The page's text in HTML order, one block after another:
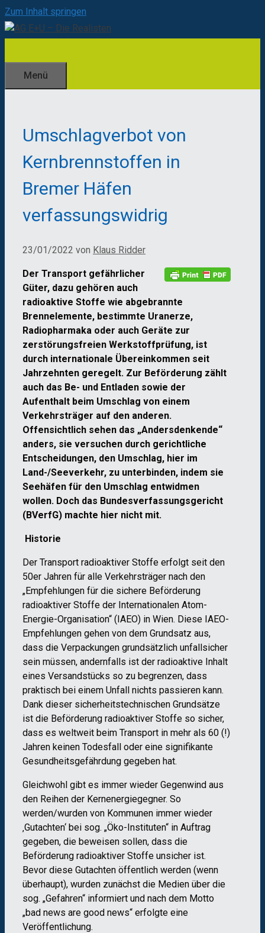
Zum Inhalt springen
Menü
Umschlagverbot von
Kernbrennstoffen in
Bremer Häfen
verfassungswidrig
23/01/2022 von Klaus Ridder
Der Transport gefährlicher
Güter, dazu gehören auch
radioaktive Stoffe wie abgebrannte
Brennelemente, bestimmte Uranerze,
Radiopharmaka oder auch Geräte zur
zerstörungsfreien Werkstoffprüfung, ist
durch internationale Übereinkommen seit
Jahrzehnten geregelt. Zur Beförderung zählt
auch das Be- und Entladen sowie der
Aufenthalt beim Umschlag von einem
Verkehrsträger auf den anderen.
Offensichtlich sehen das „Andersdenkende“
anders, sie versuchen durch gerichtliche
Entscheidungen, den Umschlag, hier im
Land-/Seeverkehr, zu unterbinden, indem sie
Seehäfen für den Umschlag entwidmen
wollen. Doch das Bundesverfassungsgericht
(BVerfG) machte hier nicht mit.
Historie
Der Transport radioaktiver Stoffe erfolgt seit den
50er Jahren für alle Verkehrsträger nach den
„Empfehlungen für die sichere Beförderung
radioaktiver Stoffe der Internationalen Atom-
Energie-Organisation“ (IAEO) in Wien. Diese IAEO-
Empfehlungen gehen von dem Grundsatz aus,
dass die Verpackungen grundsätzlich unfallsicher
sein müssen, andernfalls ist der radioaktive Inhalt
eines Versandstücks so zu begrenzen, dass
praktisch bei einem Unfall nichts passieren kann.
Dank dieser sicherheitstechnischen Grundsätze
ist die Beförderung radioaktiver Stoffe so sicher,
dass es weltweit beim Transport in mehr als 60 (!)
Jahren keinen Todesfall oder eine signifikante
Gesundheitsgefährdung gegeben hat.
Gleichwohl gibt es immer wieder Gegenwind aus
den Reihen der Kernenergiegegner. So
werden/wurden von Kommunen immer wieder
‚Gutachten‘ bei sog. „Öko-Instituten“ in Auftrag
gegeben, die beweisen sollen, dass die
Beförderung radioaktiver Stoffe unsicher ist.
Bevor diese Gutachten öffentlich werden (wenn
überhaupt), wurden zunächst die Medien über die
sog. „Gefahren“ informiert und nach dem Motto
„bad news are good news“ erfolgte eine
Veröffentlichung.